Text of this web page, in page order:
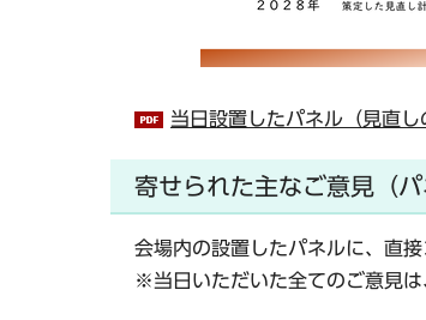
当日設置したパネル（見直
寄せられた主なご意見（パ
会場内の設置したパネルに、直
※当日いただいた全てのご意見は